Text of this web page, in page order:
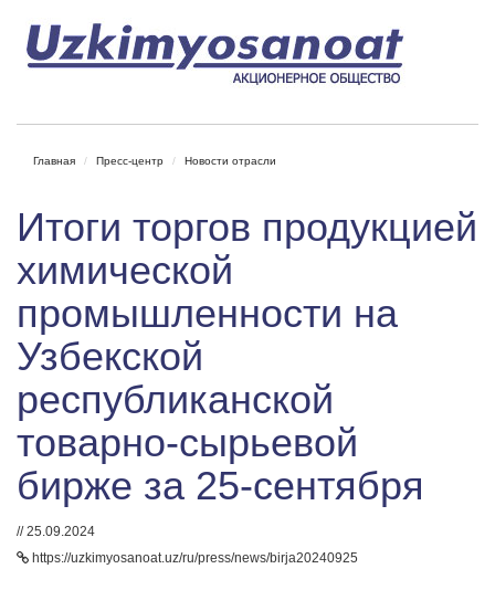
Главная Пресс-центр Новости отрасли
Итоги торгов продукцией
химической
промышленности на
Узбекской
республиканской
товарно-сырьевой
бирже за 25-сентября
// 25.09.2024
https://uzkimyosanoat.uz/ru/press/news/birja20240925